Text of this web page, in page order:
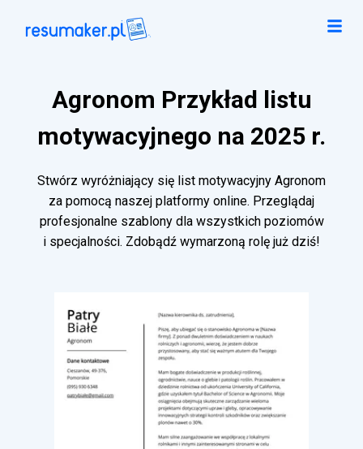
Agronom Przykład listu
motywacyjnego na 2025 r.
Stwórz wyróżniający się list motywacyjny Agronom
za pomocą naszej platformy online. Przeglądaj
profesjonalne szablony dla wszystkich poziomów
i specjalności. Zdobądź wymarzoną rolę już dziś!